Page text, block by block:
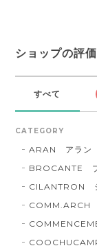
ショップの評価
すべて
CATEGORY
ARAN アラン
BROCANTE
CILANTRON
COMM.ARCH